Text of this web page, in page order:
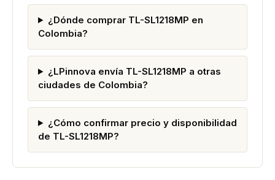
¿Dónde comprar TL-SL1218MP en
Colombia?
¿LPinnova envía TL-SL1218MP a otras
ciudades de Colombia?
¿Cómo confirmar precio y disponibilidad
de TL-SL1218MP?